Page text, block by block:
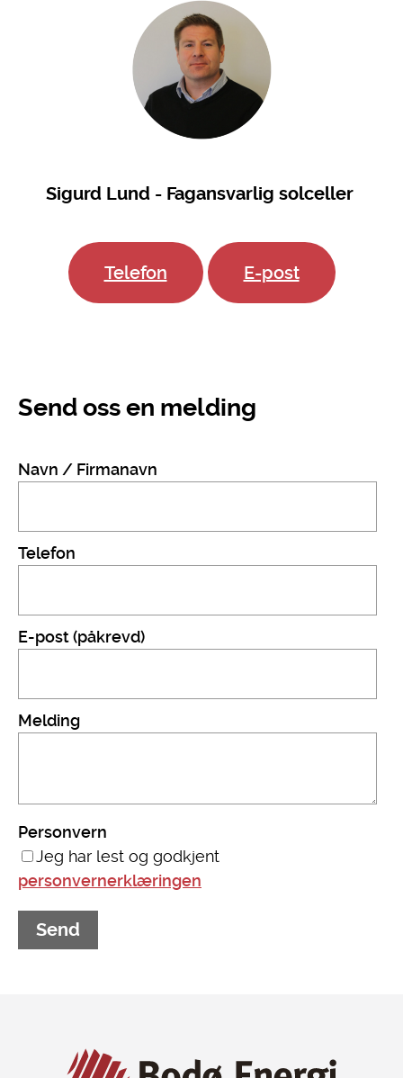
Sigurd Lund - Fagansvarlig solceller
Telefon E-post
Send oss en melding
Navn / Firmanavn
Telefon
E-post (påkrevd)
Melding
Personvern
Jeg har lest og godkjent
personvernerklæringen